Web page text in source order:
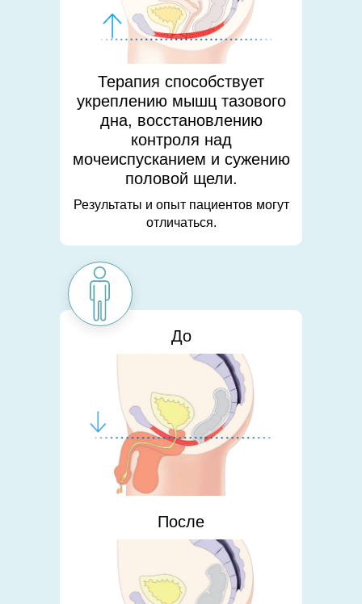
Терапия способствует
укреплению мышц тазового
дна, восстановлению
контроля над
мочеиспусканием и сужению
половой щели.
Результаты и опыт пациентов могут
отличаться.
До
После